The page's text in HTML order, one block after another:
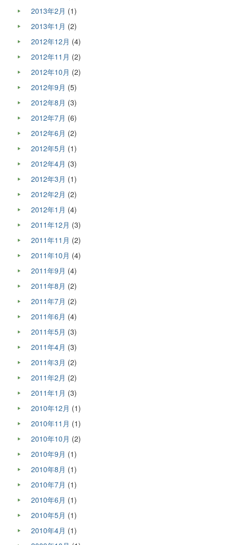
2013年2月 (1)
2013年1月 (2)
2012年12月 (4)
2012年11月 (2)
2012年10月 (2)
2012年9月 (5)
2012年8月 (3)
2012年7月 (6)
2012年6月 (2)
2012年5月 (1)
2012年4月 (3)
2012年3月 (1)
2012年2月 (2)
2012年1月 (4)
2011年12月 (3)
2011年11月 (2)
2011年10月 (4)
2011年9月 (4)
2011年8月 (2)
2011年7月 (2)
2011年6月 (4)
2011年5月 (3)
2011年4月 (3)
2011年3月 (2)
2011年2月 (2)
2011年1月 (3)
2010年12月 (1)
2010年11月 (1)
2010年10月 (2)
2010年9月 (1)
2010年8月 (1)
2010年7月 (1)
2010年6月 (1)
2010年5月 (1)
2010年4月 (1)